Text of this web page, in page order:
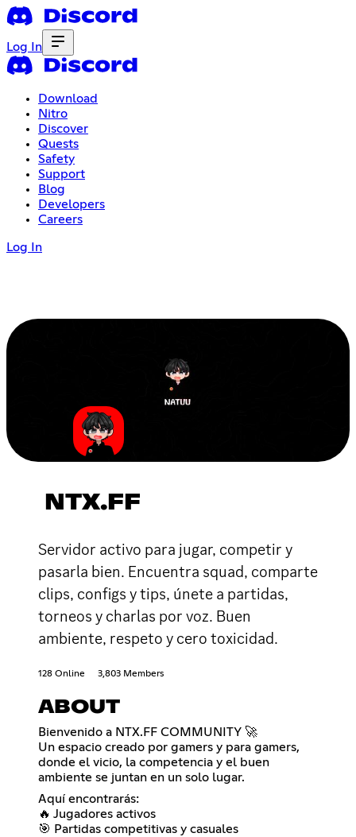
Log In
Download
Nitro
Discover
Quests
Safety
Support
Blog
Developers
Careers
Log In
NTX.FF
Servidor activo para jugar, competir y
pasarla bien. Encuentra squad, comparte
clips, configs y tips, únete a partidas,
torneos y charlas por voz. Buen
ambiente, respeto y cero toxicidad.
128 Online 3,803 Members
ABOUT
Bienvenido a NTX.FF COMMUNITY 🚀
Un espacio creado por gamers y para gamers,
donde el vicio, la competencia y el buen
ambiente se juntan en un solo lugar.
Aquí encontrarás:
🔥 Jugadores activos
🎯 Partidas competitivas y casuales